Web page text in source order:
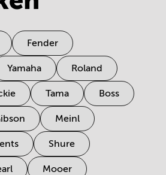
Fender
Yamaha Roland
Tama Boss
Meinl
Shure
Mooer